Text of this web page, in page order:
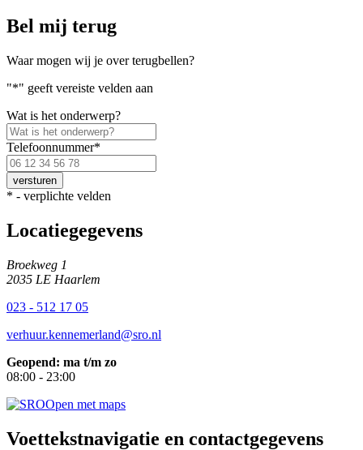
Bel mij terug
Waar mogen wij je over terugbellen?
"*" geeft vereiste velden aan
Wat is het onderwerp?
Telefoonnummer*
een
* - verplichte velden
Locatiegegevens
Broekweg 1
2035 LE Haarlem
023 - 512 17 05
verhuur.kennemerland@sro.nl
Geopend: ma t/m zo
08:00 - 23:00
Open met maps
Voettekstnavigatie en contactgegevens